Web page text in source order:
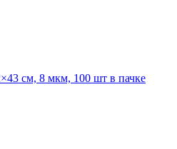
см, 8 мкм, 100 шт в пачке